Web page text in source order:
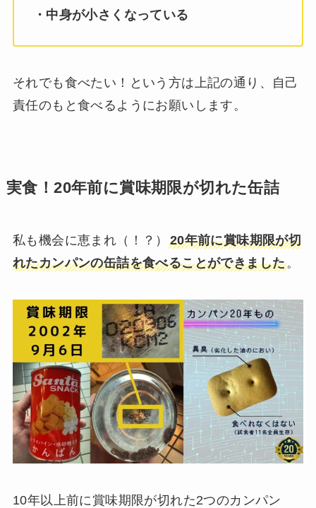
・中身が小さくなっている
それでも食べたい！という方は上記の通り、自己
責任のもと食べるようにお願いします。
実食！20年前に賞味期限が切れた缶詰
私も機会に恵まれ（！？） 20年前に賞味期限が切
れたカンパンの缶詰を食べることができました。
10年以上前に賞味期限が切れた2つのカンパン